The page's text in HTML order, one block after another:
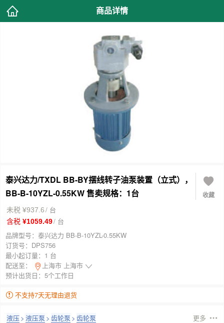
商品详情
泰兴达力/TXDL BB-BY摆线转子油泵装置（立式），
BB-B-10YZL-0.55KW 售卖规格：1台
收藏
未税 ¥937.6/ 台
含税 ¥1059.49/ 台
品牌型号： 泰兴达力 BB-B-10YZL-0.55KW
订货号： DPS756
最小起订量： 1 台
配送至：
上海市 上海市
预计出货日：5个工作日
不支持7天无理由退货
液压> 液压泵 > 齿轮泵 > 齿轮泵 更多